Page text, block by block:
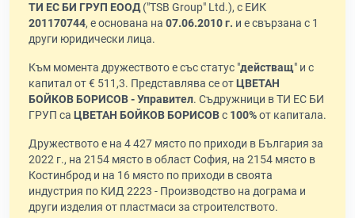
ТИ ЕС БИ ГРУП ЕООД("TSB Group" Ltd.), с ЕИК
201170744, е основана на 07.06.2010 г. и е свързана с 1
други юридически лица.
Към момента дружеството е със статус "действащ" и с
капитал от € 511,3. Представлява се отЦВЕТАН
БОЙКОВ БОРИСОВ - Управител. Съдружници в ТИ ЕС БИ
ГРУП са ЦВЕТАН БОЙКОВ БОРИСОВс 100%от капитала.
Дружеството е на 4 427 място по приходи в България за
2022 г., на 2154 място в област София, на 2154 място в
Костинброд и на 16 място по приходи в своята
индустрия по КИД 2223 - Производство на дограма и
други изделия от пластмаси за строителството.